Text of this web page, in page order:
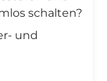
schalten?
und